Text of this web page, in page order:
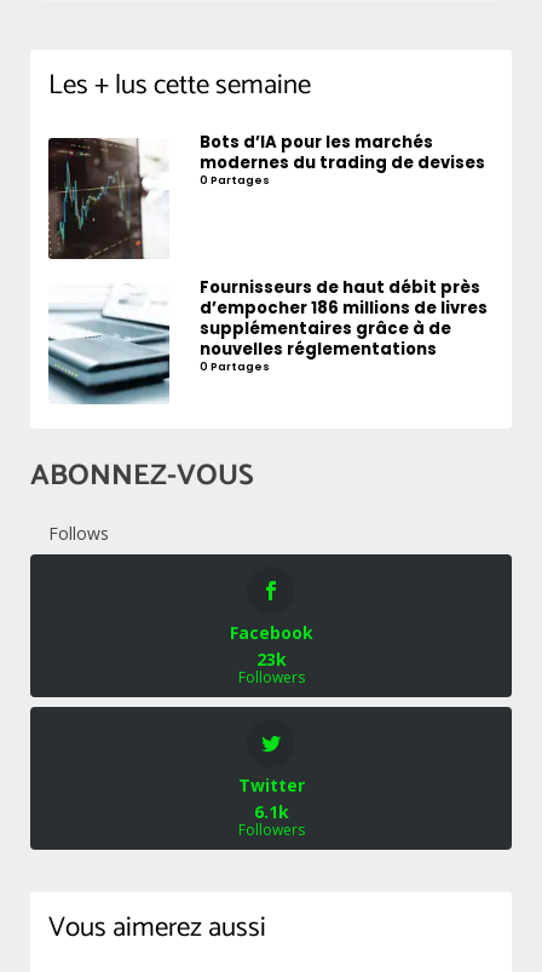
Les + lus cette semaine
Bots d’IA pour les marchés
modernes du trading de devises
0 Partages
Fournisseurs de haut débit près
d’empocher 186 millions de livres
supplémentaires grâce à de
nouvelles réglementations
0 Partages
ABONNEZ-VOUS
Follows
Facebook
23k
Followers
Twitter
6.1k
Followers
Vous aimerez aussi